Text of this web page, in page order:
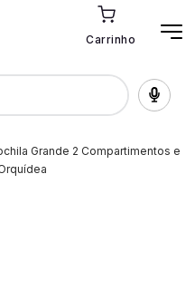
Carrinho
Grande 2 Compartimentos e